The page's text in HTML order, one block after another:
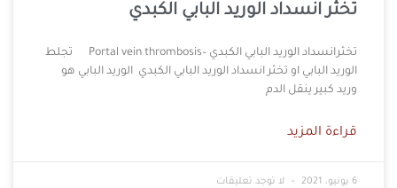
تخثر انسداد الوريد البابي الكبدي
تخثرانسداد الوريد البابي الكبدي –Portal vein thrombosis تجلط
الوريد البابي او تخثر انسداد الوريد البابي الكبدي الوريد البابي هو
وريد كبير ينقل الدم
قراءة المزيد
6 يونيو، 2021 لا توجد تعليقات